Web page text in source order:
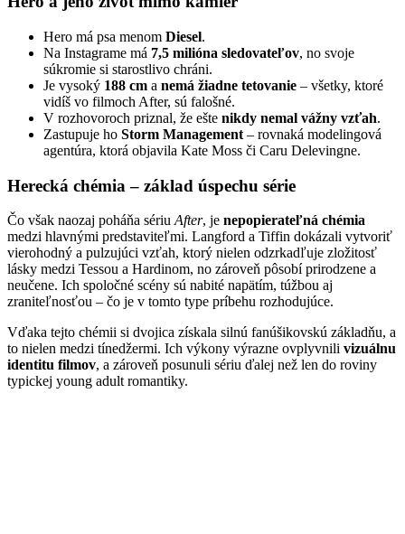
Hero má psa menom Diesel.
Na Instagrame má 7,5 milióna sledovateľov, no svoje
súkromie si starostlivo chráni.
Je vysoký 188 cm a nemá žiadne tetovanie – všetky, ktoré
vidíš vo filmoch After, sú falošné.
V rozhovoroch priznal, že ešte nikdy nemal vážny vzťah.
Zastupuje ho Storm Management – rovnaká modelingová
agentúra, ktorá objavila Kate Moss či Caru Delevingne.
Herecká chémia – základ úspechu série
Čo však naozaj poháňa sériuAfter, je nepopierateľná chémia
medzi hlavnými predstaviteľmi. Langford a Tiffin dokázali vytvoriť
vierohodný a pulzujúci vzťah, ktorý nielen odzrkadľuje zložitosť
lásky medzi Tessou a Hardinom, no zároveň pôsobí prirodzene a
neučene. Ich spoločné scény sú nabité napätím, túžbou aj
zraniteľnosťou – čo je v tomto type príbehu rozhodujúce.
Vďaka tejto chémii si dvojica získala silnú fanúšikovskú základňu, a
to nielen medzi tínedžermi. Ich výkony výrazne ovplyvnili vizuálnu
identitu filmov, a zároveň posunuli sériu ďalej než len do roviny
typickej young adult romantiky.